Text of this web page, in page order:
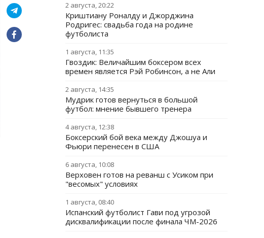
2 августа, 20:22
Криштиану Роналду и Джорджина
Родригес: свадьба года на родине
футболиста
1 августа, 11:35
Гвоздик: Величайшим боксером всех
времен является Рэй Робинсон, а не Али
2 августа, 14:35
Мудрик готов вернуться в большой
футбол: мнение бывшего тренера
4 августа, 12:38
Боксерский бой века между Джошуа и
Фьюри перенесен в США
6 августа, 10:08
Верховен готов на реванш с Усиком при
"весомых" условиях
1 августа, 08:40
Испанский футболист Гави под угрозой
дисквалификации после финала ЧМ-2026